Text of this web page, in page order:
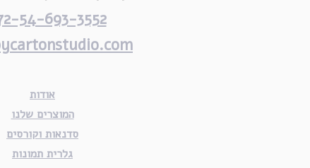
54-693-3552+
אודות
המוצרים שלנו
סדנאות וקורסים
גלרית תמונות